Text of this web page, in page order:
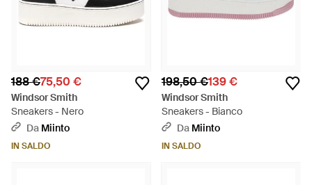
188 €75,50 €
Windsor Smith
Sneakers - Nero
Da Miinto
IN SALDO
198,50 €139 €
Windsor Smith
Sneakers - Bianco
Da Miinto
IN SALDO